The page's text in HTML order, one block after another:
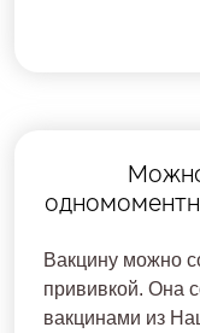
Вакцину можно
прививкой. Она
вакцинами из